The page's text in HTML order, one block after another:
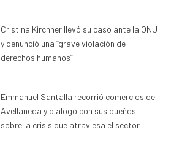
Cristina Kirchner llevó su caso ante la ONU
y denunció una “grave violación de
derechos humanos”
Emmanuel Santalla recorrió comercios de
Avellaneda y dialogó con sus dueños
sobre la crisis que atraviesa el sector